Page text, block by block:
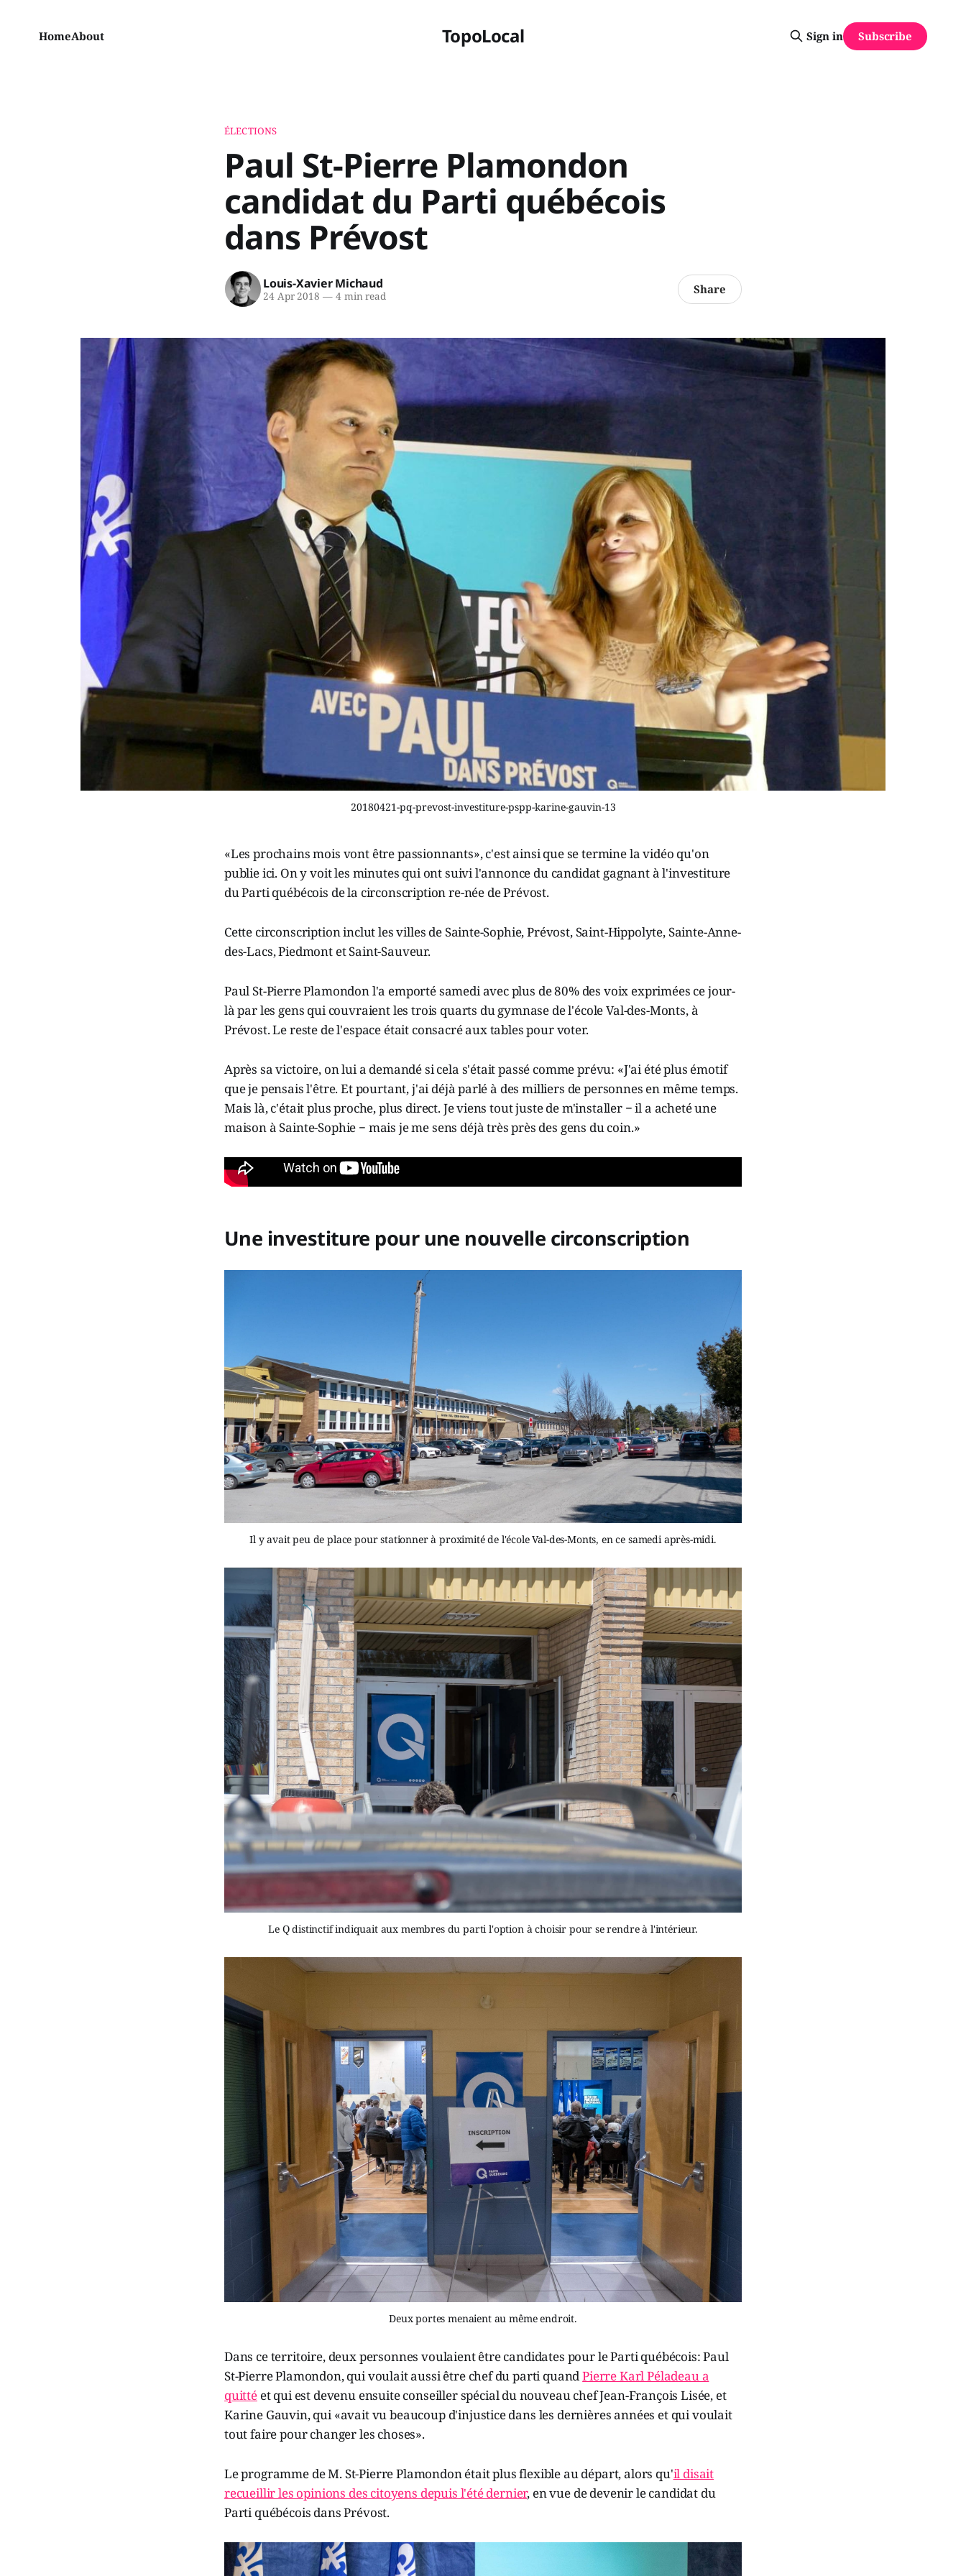
TopoLocal
HomeAbout Sign in Subscribe
ÉLECTIONS
Paul St-Pierre Plamondon
candidat du Parti québécois
dans Prévost
Louis-Xavier Michaud
24 Apr 2018 —4 min read Share
20180421-pq-prevost-investiture-pspp-karine-gauvin-13
«Les prochains mois vont être passionnants», c'est ainsi que se termine la vidéo qu'on
publie ici. On y voit les minutes qui ont suivi l'annonce du candidat gagnant à l'investiture
du Parti québécois de la circonscription re-née de Prévost.
Cette circonscription inclut les villes de Sainte-Sophie, Prévost, Saint-Hippolyte, Sainte-Anne-
des-Lacs, Piedmont et Saint-Sauveur.
Paul St-Pierre Plamondon l'a emporté samedi avec plus de 80% des voix exprimées ce jour-
là par les gens qui couvraient les trois quarts du gymnase de l'école Val-des-Monts, à
Prévost. Le reste de l'espace était consacré aux tables pour voter.
Après sa victoire, on lui a demandé si cela s'était passé comme prévu: «J'ai été plus émotif
que je pensais l'être. Et pourtant, j'ai déjà parlé à des milliers de personnes en même temps.
Mais là, c'était plus proche, plus direct. Je viens tout juste de m'installer − il a acheté une
maison à Sainte-Sophie − mais je me sens déjà très près des gens du coin.»
Une investiture pour une nouvelle circonscription
Il y avait peu de place pour stationner à proximité de l'école Val-des-Monts, en ce samedi après-midi.
Le Q distinctif indiquait aux membres du parti l'option à choisir pour se rendre à l'intérieur.
Deux portes menaient au même endroit.
Dans ce territoire, deux personnes voulaient être candidates pour le Parti québécois: Paul
St-Pierre Plamondon, qui voulait aussi être chef du parti quandPierre Karl Péladeau a
quittéet qui est devenu ensuite conseiller spécial du nouveau chef Jean-François Lisée, et
Karine Gauvin, qui «avait vu beaucoup d'injustice dans les dernières années et qui voulait
tout faire pour changer les choses».
Le programme de M. St-Pierre Plamondon était plus flexible au départ, alors qu'il disait
recueillir les opinions des citoyens depuis l'été dernier, en vue de devenir le candidat du
Parti québécois dans Prévost.